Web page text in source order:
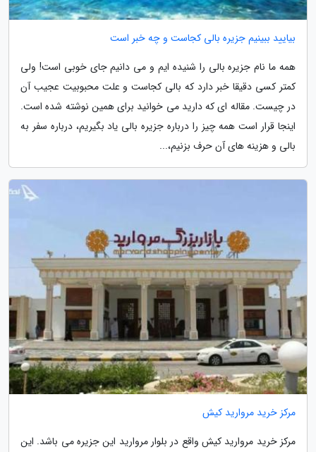
بیایید ببینیم جزیره بالی کجاست و چه خبر است
همه ما نام جزیره بالی را شنیده ایم و می دانیم جای خوبی است! ولی
کمتر کسی دقیقا خبر دارد که بالی کجاست و علت محبوبیت عجیب آن
در چیست. مقاله ای که دارید می خوانید برای همین نوشته شده است.
اینجا قرار است همه چیز را درباره جزیره بالی یاد بگیریم، درباره سفر به
بالی و هزینه های آن حرف بزنیم،...
مرکز خرید مروارید کیش
مرکز خرید مروارید کیش واقع در بلوار مروارید این جزیره می باشد. این